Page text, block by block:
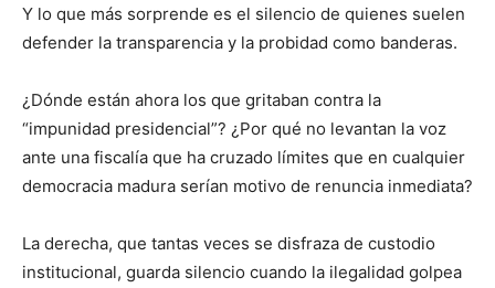
Y lo que más sorprende es el silencio de quienes suelen
defender la transparencia y la probidad como banderas.
¿Dónde están ahora los que gritaban contra la
“impunidad presidencial”? ¿Por qué no levantan la voz
ante una fiscalía que ha cruzado límites que en cualquier
democracia madura serían motivo de renuncia inmediata?
La derecha, que tantas veces se disfraza de custodio
institucional, guarda silencio cuando la ilegalidad golpea